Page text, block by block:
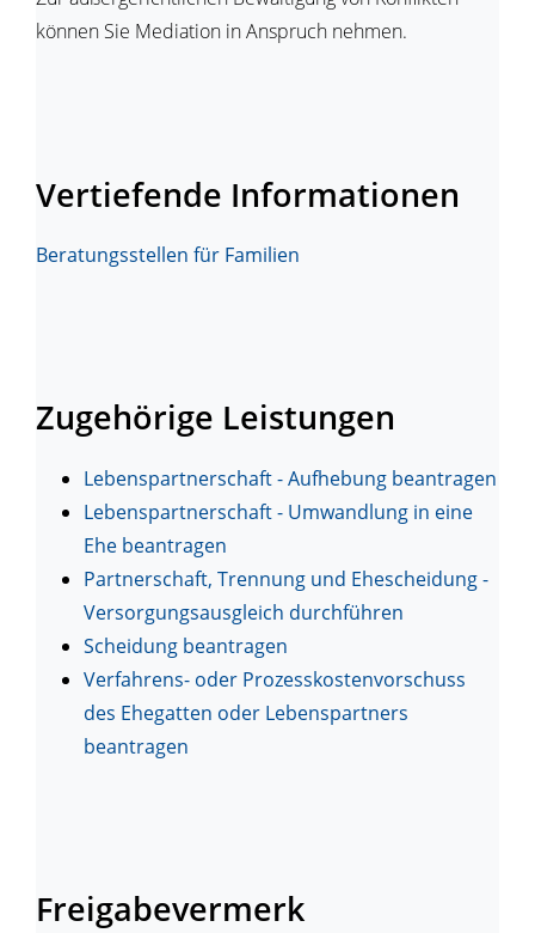
können Sie Mediation in Anspruch nehmen.
Vertiefende Informationen
Beratungsstellen für Familien
Zugehörige Leistungen
Lebenspartnerschaft - Aufhebung beantragen
Lebenspartnerschaft - Umwandlung in eine
Ehe beantragen
Partnerschaft, Trennung und Ehescheidung -
Versorgungsausgleich durchführen
Scheidung beantragen
Verfahrens- oder Prozesskostenvorschuss
des Ehegatten oder Lebenspartners
beantragen
Freigabevermerk